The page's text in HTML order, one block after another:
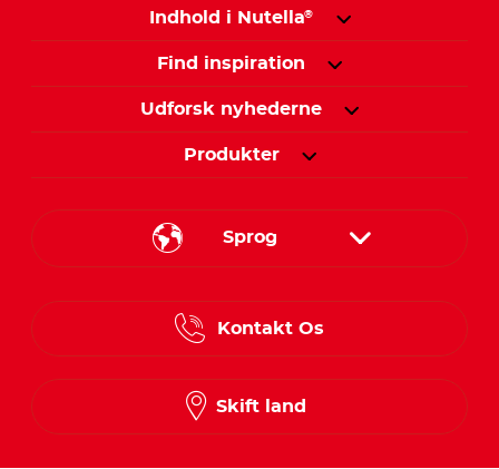
Indhold i Nutella®
Find inspiration
Udforsk nyhederne
Produkter
Sprog
Norwegian
Kontakt Os
Skift land